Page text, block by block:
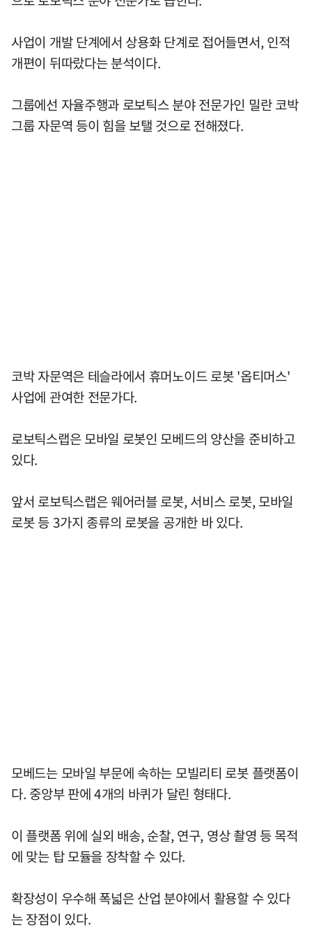
사업이 개발 단계에서 상용화 단계로 접어들면서, 인적
개편이 뒤따랐다는 분석이다.
그룹에선 자율주행과 로보틱스 분야 전문가인 밀란 코박
그룹 자문역 등이 힘을 보탤 것으로 전해졌다.
코박 자문역은 테슬라에서 휴머노이드 로봇 '옵티머스'
사업에 관여한 전문가다.
로보틱스랩은 모바일 로봇인 모베드의 양산을 준비하고
있다.
앞서 로보틱스랩은 웨어러블 로봇, 서비스 로봇, 모바일
로봇 등 3가지 종류의 로봇을 공개한 바 있다.
모베드는 모바일 부문에 속하는 모빌리티 로봇 플랫폼이
다. 중앙부 판에 4개의 바퀴가 달린 형태다.
이 플랫폼 위에 실외 배송, 순찰, 연구, 영상 촬영 등 목적
에 맞는 탑 모듈을 장착할 수 있다.
확장성이 우수해 폭넓은 산업 분야에서 활용할 수 있다
는 장점이 있다.